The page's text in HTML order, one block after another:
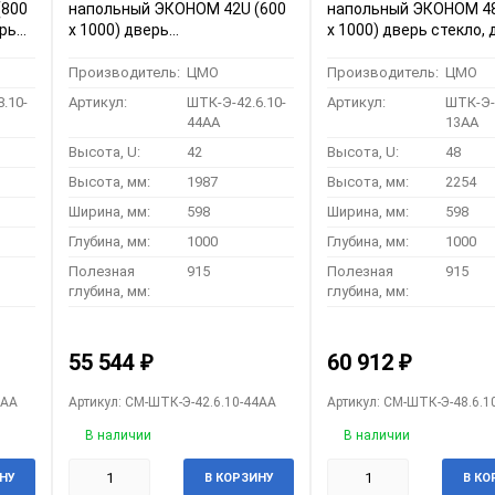
напольный ЭКОНОМ 42U (600
х 1000) дверь
Э-42.6.10-44АА)
Производитель: ЦМО
Артикул:
ШТК-Э-42.6.10-
44АА
Высота, U:
42
Высота, мм:
1987
Ширина, мм:
598
Глубина, мм:
1000
Полезная
глубина, мм:
915
55 544 ₽
Артикул: CM-ШТК-Э-42.6.10-44АА
В наличии
В КОРЗИНУ
напольный ЭКОНОМ
х 1000) дверь стекло,
Производитель: ЦМО
Артикул:
ШТК-Э-
13АА
Высота, U:
48
Высота, мм:
2254
Ширина, мм:
598
Глубина, мм:
1000
Полезная
глубина, мм:
915
60 912 ₽
Артикул: CM-ШТК-Э-
В наличии
В